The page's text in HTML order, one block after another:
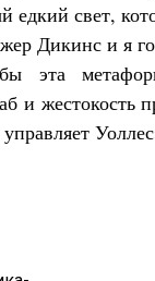
едкий свет,
Дикинс и я
эта
и жестокость